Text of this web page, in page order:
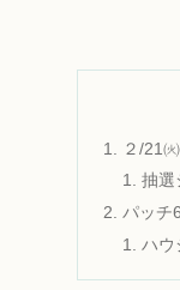
２/21
抽選
パッチ
ハウ